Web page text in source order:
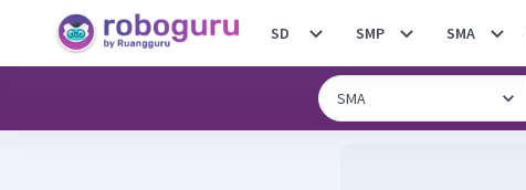
SD SMP SMA